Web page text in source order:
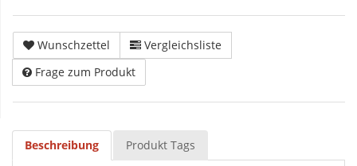
Wunschzettel
Vergleichsliste
Frage zum Produkt
Beschreibung Produkt Tags